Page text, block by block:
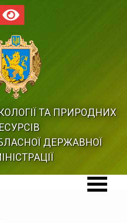
ТА ПРИРОДНИХ
ДЕРЖАВНОЇ